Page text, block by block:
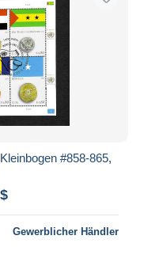
#858-865,
Gewerblicher Händler